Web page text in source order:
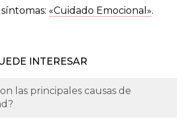
«Cuidado Emocional».
INTERESAR
las principales causas de